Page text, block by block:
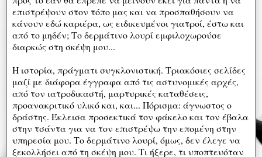
επιστρέψουν στον τόπο μας και να προσπαθήσουν να
κάνουν εδώ καριέρα, ως ειδικευμένοι γιατροί, έστω και
από το μηδέν; Το δερμάτινο λουρί εμφιλοχωρούσε
διαρκώς στη σκέψη μου...
Η ιστορία, πράγματι συγκλονιστική. Τριακόσιες σελίδες
μαζί με διάφορα έγγραφα από τις αστυνομικές αρχές,
από τον ιατροδικαστή, μαρτυρικές καταθέσεις,
προανακριτικό υλικό και, και... Πόρισμα: άγνωστος ο
δράστης. Έκλεισα προσεκτικά τον φάκελο και τον έβαλα
στην τσάντα για να τον επιστρέψω την επομένη στην
υπηρεσία μου. Το δερμάτινο λουρί, όμως, δεν έλεγε να
ξεκολλήσει από τη σκέψη μου. Τι ήξερε, τι υποπτευόταν